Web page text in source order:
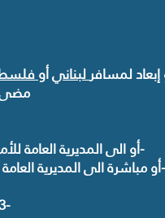
لمسافرلبنانيأو
مضى
-أو الى المديرية العامة
أو مباشرة الى المديرية